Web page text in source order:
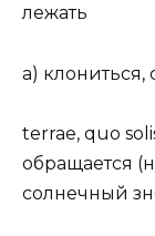
лежать
а) клониться,
terrae, quo
обращается
солнечный